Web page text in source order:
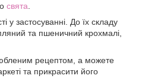
свята
у застосуванні. До їх складу
та пшеничний крохмалі,
рецептом, а можете
та прикрасити його